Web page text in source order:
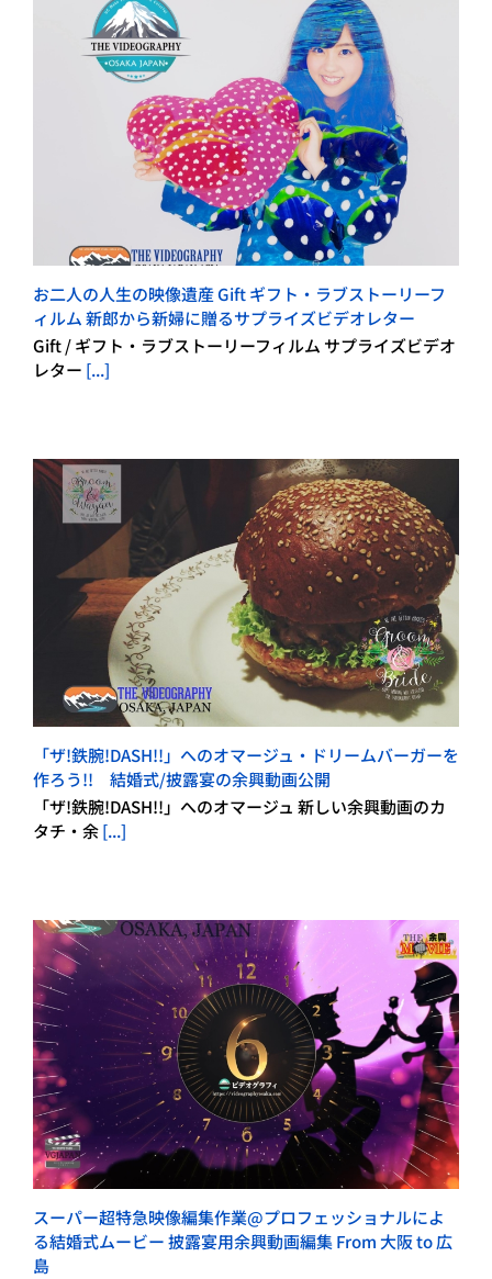
お二人の人生の映像遺産 Gift ギフト・ラブストーリーフ
ィルム 新郎から新婦に贈るサプライズビデオレター
Gift / ギフト・ラブストーリーフィルム サプライズビデオ
レター [...]
「ザ!鉄腕!DASH!!」へのオマージュ・ドリームバーガーを
作ろう!! 結婚式/披露宴の余興動画公開
「ザ!鉄腕!DASH!!」へのオマージュ 新しい余興動画のカ
タチ・余[...]
スーパー超特急映像編集作業@プロフェッショナルによ
る結婚式ムービー 披露宴用余興動画編集 From 大阪 to 広
島